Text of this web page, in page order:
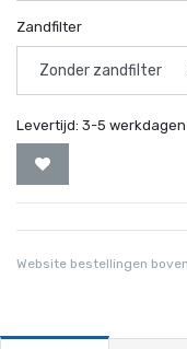
Zandfilter
Levertijd: 3-5 werkdagen
Website bestellingen